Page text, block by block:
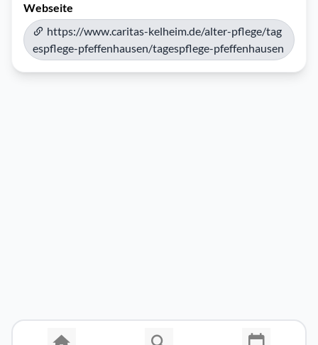
Webseite
https://www.caritas-kelheim.de/alter-pflege/tag
espflege-pfeffenhausen/tagespflege-pfeffenhausen